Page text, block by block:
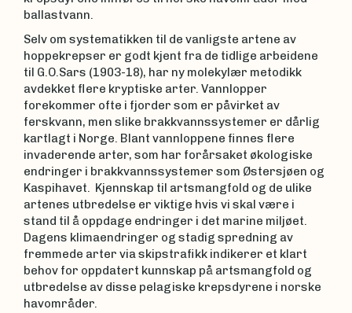
ballastvann.
Selv om systematikken til de vanligste artene av
hoppekrepser er godt kjent fra de tidlige arbeidene
til G.O.Sars (1903-18), har ny molekylær metodikk
avdekket flere kryptiske arter. Vannlopper
forekommer ofte i fjorder som er påvirket av
ferskvann, men slike brakkvannssystemer er dårlig
kartlagt i Norge. Blant vannloppene finnes flere
invaderende arter, som har forårsaket økologiske
endringer i brakkvannssystemer som Østersjøen og
Kaspihavet. Kjennskap til artsmangfold og de ulike
artenes utbredelse er viktige hvis vi skal være i
stand til å oppdage endringer i det marine miljøet.
Dagens klimaendringer og stadig spredning av
fremmede arter via skipstrafikk indikerer et klart
behov for oppdatert kunnskap på artsmangfold og
utbredelse av disse pelagiske krepsdyrene i norske
havområder.